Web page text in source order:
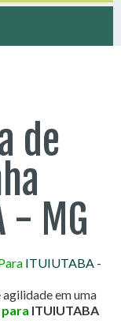
de
- MG
ITUIUTABA -
em uma
para ITUIUTABA